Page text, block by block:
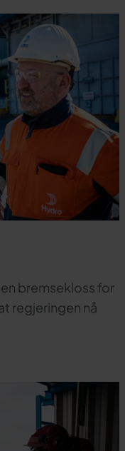
bremsekloss for
regjeringen nå